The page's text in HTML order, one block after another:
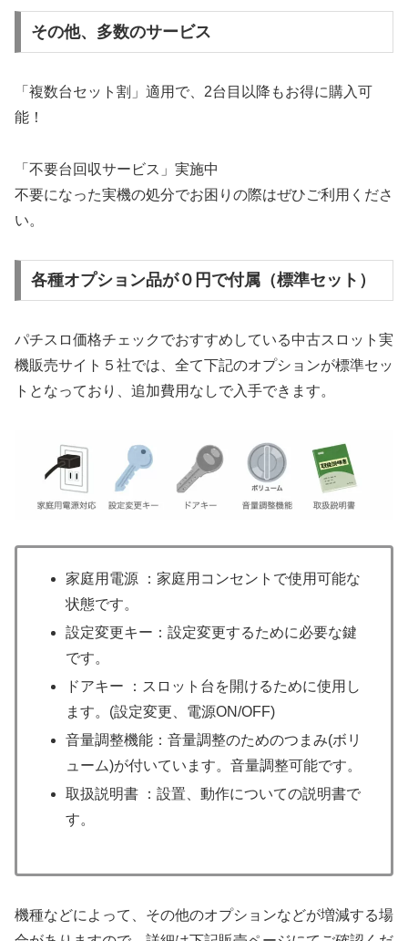
その他、多数のサービス
「複数台セット割」適用で、2台目以降もお得に購入可
能！
「不要台回収サービス」実施中
不要になった実機の処分でお困りの際はぜひご利用くださ
い。
各種オプション品が０円で付属（標準セット）
パチスロ価格チェックでおすすめしている中古スロット実
機販売サイト５社では、全て下記のオプションが標準セッ
トとなっており、追加費用なしで入手できます。
家庭用電源 ：家庭用コンセントで使用可能な
状態です。
設定変更キー：設定変更するために必要な鍵
です。
ドアキー ：スロット台を開けるために使用し
ます。(設定変更、電源ON/OFF)
音量調整機能：音量調整のためのつまみ(ボリ
ューム)が付いています。音量調整可能です。
取扱説明書 ：設置、動作についての説明書で
す。
機種などによって、その他のオプションなどが増減する場